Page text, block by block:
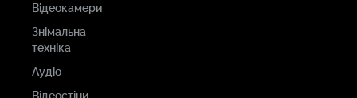
Відеокамери
Знімальна
техніка
Аудіо